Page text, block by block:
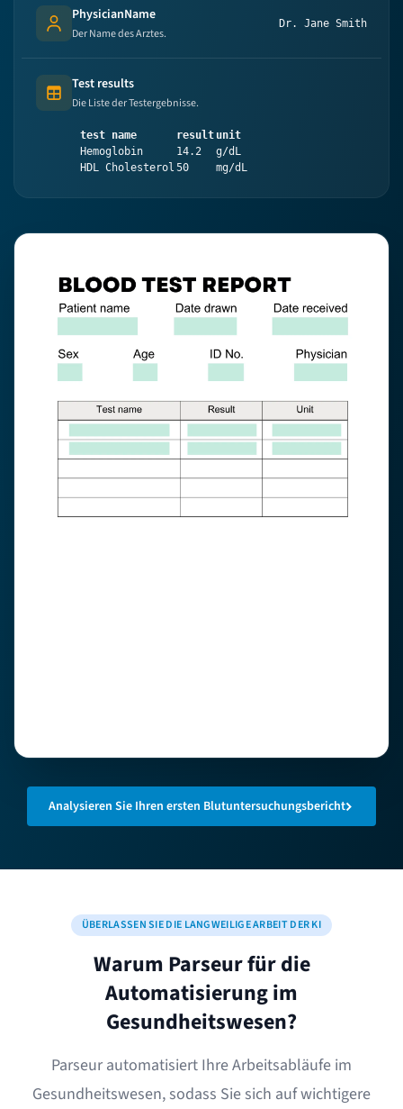
Person's name
PhysicianName
Der Name des Arztes.
Dr. Jane Smith
Table (list of items)
Test results
Die Liste der Testergebnisse.
test name result unit
Hemoglobin
14.2
g/dL
HDL Cholesterol 50 mg/dL
Analysieren Sie Ihren ersten Blutuntersuchungsbericht
ÜBERLASSEN SIE DIE LANGWEILIGE ARBEIT DER KI
Warum Parseur für die
Automatisierung im
Gesundheitswesen?
Parseur automatisiert Ihre Arbeitsabläufe im
Gesundheitswesen, sodass Sie sich auf wichtigere